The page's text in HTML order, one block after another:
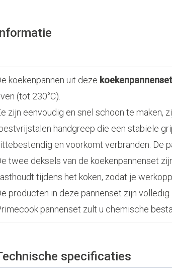
koekenpannen uit deze
(tot 230°C).
zijn eenvoudig en snel schoon te maken,
handgreep die een stabiele
en voorkomt verbranden. De
twee deksels van de koekenpannenset
tijdens het koken, zodat je
producten in deze pannenset zijn
pannenset zult u chemische
specificaties